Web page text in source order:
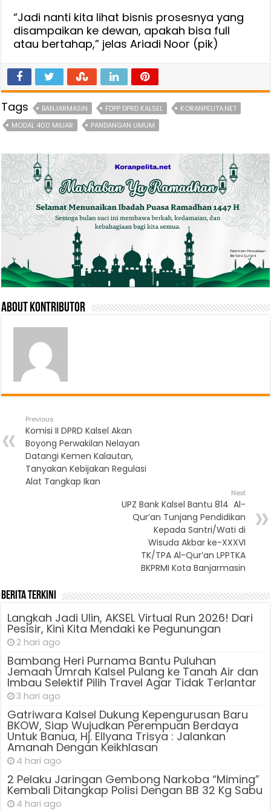
“Jadi nanti kita lihat bisnis prosesnya yang
disampaikan ke dewan, apakah bisa full
atau bertahap,” jelas Ariadi Noor (pik)
Tags BANJARMASIN FDPP DPRD KALSEL
KORANPELITA.NET
MODAL 400 MILIAR
PANDANGAN UMUM
About Kontributor
Previous
Komisi II DPRD Kalsel Akan
Boyong Perwakilan Nelayan
Datangi Kemen Kalautan,
Tanyakan Kebijakan Regulasi
Alat Tangkap Ikan
Next
UPZ Bank Kalsel Bantu 814 Al-
Qur’an Tunjang Pendidikan
Kepada Santri/Wati di
Wisuda Akbar ke-XXXVI
TK/TPA Al-Qur’an LPPTKA
BKPRMI Kota Banjarmasin
Berita Terkini
Langkah Jadi Ulin, AKSEL Virtual Run 2026! Dari
Pesisir, Kini Kita Mendaki ke Pegunungan
2 hari ago
Bambang Heri Purnama Bantu Puluhan
Jemaah Umrah Kalsel Pulang ke Tanah Air dan
Imbau Selektif Pilih Travel Agar Tidak Terlantar
3 hari ago
Gatriwara Kalsel Dukung Kepengurusan Baru
BKOW, Siap Wujudkan Perempuan Berdaya
Untuk Banua, Hj. Ellyana Trisya : Jalankan
Amanah Dengan Keikhlasan
4 hari ago
2 Pelaku Jaringan Gembong Narkoba “Miming”
Kembali Ditangkap Polisi Dengan BB 32 Kg Sabu
4 hari ago